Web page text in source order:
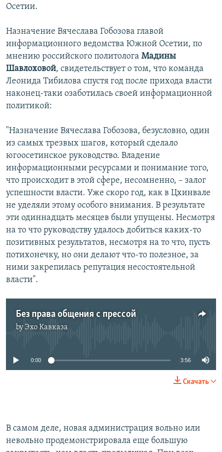
Осетии.
Назначение Вячеслава Гобозова главой
информационного ведомства Южной Осетии, по
мнению российского политолога Мадины
Шавлоховой, свидетельствует о том, что команда
Леонида Тибилова спустя год после прихода власти
наконец-таки озаботилась своей информационной
политикой:
"Назначение Вячеслава Гобозова, безусловно, один
из самых трезвых шагов, который сделало
югоосетинское руководство. Владение
информационными ресурсами и понимание того,
что происходит в этой сфере, несомненно, – залог
успешности власти. Уже скоро год, как в Цхинвале
не уделяли этому особого внимания. В результате
эти одиннадцать месяцев были упущены. Несмотря
на то что руководству удалось добиться каких-то
позитивных результатов, несмотря на то что, пусть
потихонечку, но они делают что-то полезное, за
ними закрепилась репутация несостоятельной
власти".
Без права общения с прессой
by Эхо Кавказа
0:00 3:56
Скачать
В самом деле, новая администрация вольно или
невольно продемонстрировала еще большую